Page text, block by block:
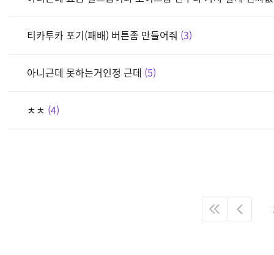
티카투카 포기(패배) 버튼좀 만들어줘 3
아니근데 못하는거인정 근데 5
ㅊㅊ 4